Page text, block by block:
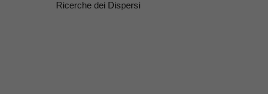
Ricerche dei Dispersi